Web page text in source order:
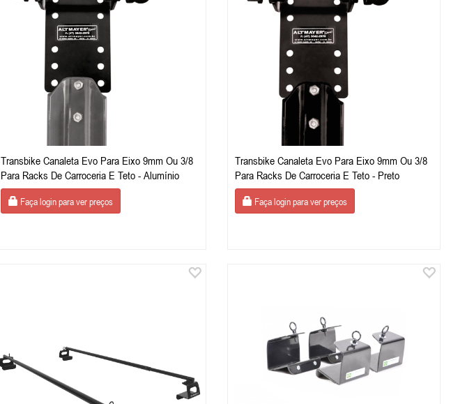
Transbike Canaleta Evo Para Eixo 9mm Ou 3/8
Para Racks De Carroceria E Teto - Alumínio
Faça login para ver preços
Transbike Canaleta Evo Para Eixo 9mm Ou 3/8
Para Racks De Carroceria E Teto - Preto
Faça login para ver preços